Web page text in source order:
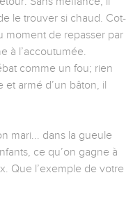
le trouver si chaud. Cot-
moment de repasser par
à l’accoutumée.
comme un fou; rien
et armé d’un bâton, il
mari... dans la gueule
ce qu’on gagne à
Que l’exemple de votre